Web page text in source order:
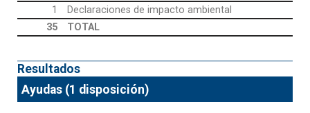
1
Declaraciones de impacto ambiental
35
TOTAL
Resultados
Ayudas (1 disposición)